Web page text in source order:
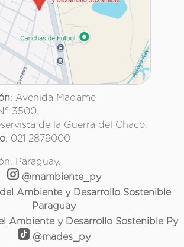
: Avenida Madame
3500.
de la Guerra del Chaco.
: 021 2879000
Paraguay.
@mambiente_py
Ambiente y Desarrollo Sostenible
Paraguay
Ambiente y Desarrollo Sostenible Py
@mades_py